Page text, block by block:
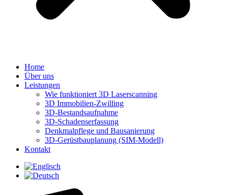
Home
Über uns
Leistungen
Wie funktioniert 3D Laserscanning
3D Immobilien-Zwilling
3D-Bestandsaufnahme
3D-Schadenserfassung
Denkmalpflege und Bausanierung
3D-Gerüstbauplanung (SIM-Modell)
Kontakt